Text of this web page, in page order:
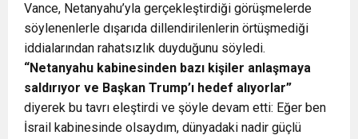
Vance, Netanyahu’yla gerçekleştirdiği görüşmelerde
söylenenlerle dışarıda dillendirilenlerin örtüşmediği
iddialarından rahatsızlık duyduğunu söyledi.
“Netanyahu kabinesinden bazı kişiler anlaşmaya
saldırıyor ve Başkan Trump’ı hedef alıyorlar”
diyerek bu tavrı eleştirdi ve şöyle devam etti: Eğer ben
İsrail kabinesinde olsaydım, dünyadaki nadir güçlü